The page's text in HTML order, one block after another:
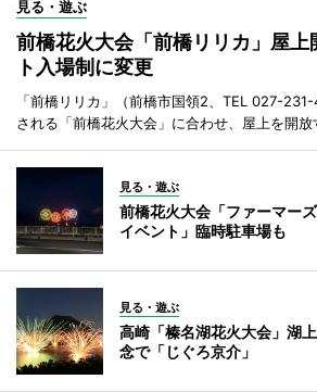
見る・遊ぶ
前橋花火大会「前橋リリカ」屋
ト入場制に変更
「前橋リリカ」（前橋市国領2、TEL 027-
される「前橋花火大会」に合わせ、屋上を開放
見る・遊ぶ
前橋花火大会「ファーマー
イベント」臨時駐車場も
見る・遊ぶ
高崎「榛名湖花火大会」湖
念で「じぐろ京介」